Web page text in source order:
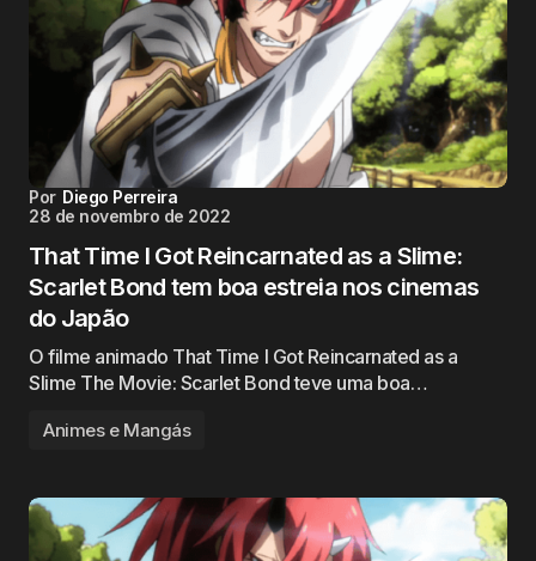
Por Diego Perreira
28 de novembro de 2022
That Time I Got Reincarnated as a Slime:
Scarlet Bond tem boa estreia nos cinemas
do Japão
O filme animado That Time I Got Reincarnated as a
Slime The Movie: Scarlet Bond teve uma boa…
Animes e Mangás